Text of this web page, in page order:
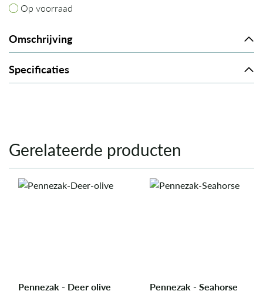
Op voorraad
Op voorraad
Omschrijving
Specificaties
Gerelateerde producten
Pennezak - Deer olive Pennezak - Seahorse